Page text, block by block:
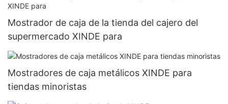
Mostrador de caja de la tienda del cajero del
supermercado XINDE para
Mostradores de caja metálicos XINDE para
tiendas minoristas